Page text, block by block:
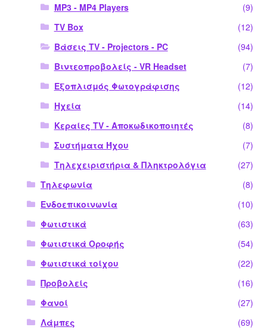
MP3 - MP4 Players
(9)
TV Box
(12)
Βάσεις TV - Projectors - PC
(94)
Βιντεοπροβολείς - VR Headset
(7)
Εξοπλισμός Φωτογράφισης
(12)
Ηχεία
(14)
Κεραίες TV - Αποκωδικοποιητές
(8)
Συστήματα Ήχου
(7)
Τηλεχειριστήρια & Πληκτρολόγια
(27)
Τηλεφωνία
(8)
Ενδοεπικοινωνία
(10)
Φωτιστικά
(63)
Φωτιστικά Οροφής
(54)
Φωτιστικά τοίχου
(22)
Προβολείς
(16)
Φανοί
(27)
Λάμπες
(69)